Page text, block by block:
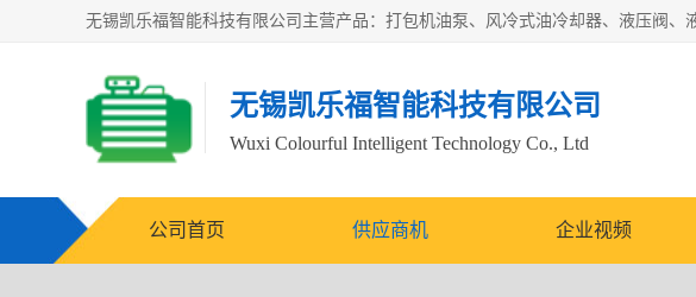
无锡凯乐福智能科技有限公司
Wuxi Colourful Intelligent Technology Co., Ltd
公司首页 供应商机 企业视频